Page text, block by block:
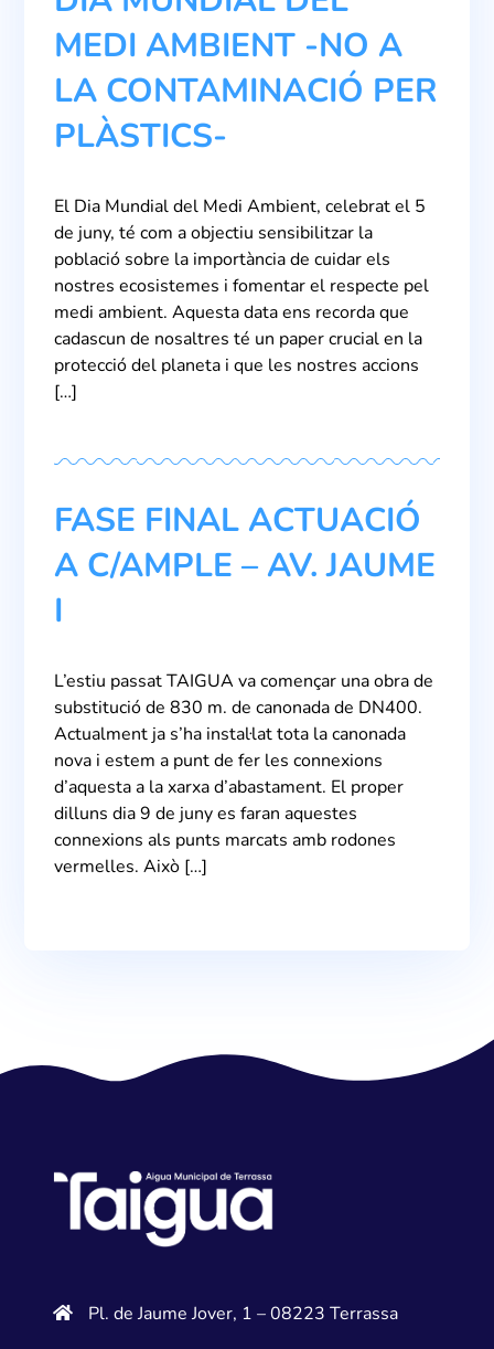
MEDI AMBIENT -NO A
LA CONTAMINACIÓ PER
PLÀSTICS-
El Dia Mundial del Medi Ambient, celebrat el 5
de juny, té com a objectiu sensibilitzar la
població sobre la importància de cuidar els
nostres ecosistemes i fomentar el respecte pel
medi ambient. Aquesta data ens recorda que
cadascun de nosaltres té un paper crucial en la
protecció del planeta i que les nostres accions
[…]
FASE FINAL ACTUACIÓ
A C/AMPLE – AV. JAUME
I
L’estiu passat TAIGUA va començar una obra de
substitució de 830 m. de canonada de DN400.
Actualment ja s’ha instal·lat tota la canonada
nova i estem a punt de fer les connexions
d’aquesta a la xarxa d’abastament. El proper
dilluns dia 9 de juny es faran aquestes
connexions als punts marcats amb rodones
vermelles. Això […]
Pl. de Jaume Jover, 1 – 08223 Terrassa